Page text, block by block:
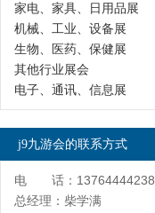
家电、家具、日用品展
机械、工业、设备展
生物、医药、保健展
其他行业展会
电子、通讯、信息展
j9九游会的联系方式
电 话：13764444238
总经理：柴学满